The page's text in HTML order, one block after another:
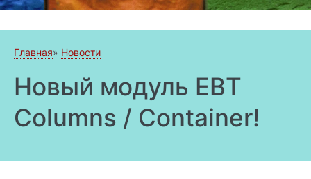
Главная Новости
Новый модуль EBT
Columns / Container!